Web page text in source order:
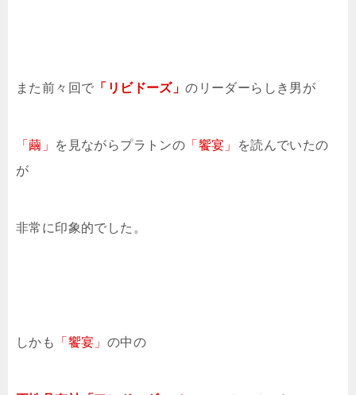
また前々回で 「リビドーズ」のリーダーらしき男が
「繭」 を見ながらプラトンの 「饗宴」
を読んでいたの
が
非常に印象的でした。
しかも 「饗宴」 の中の